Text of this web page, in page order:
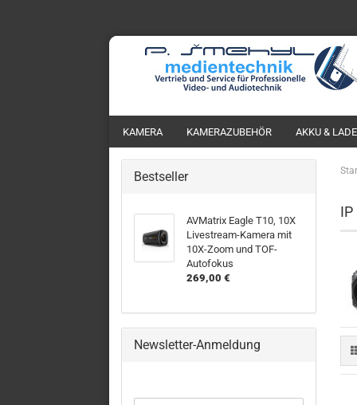
KAMERA KAMERAZUBEHÖR AKKU &
Bestseller
AVMatrix Eagle T10, 10X
Livestream-Kamera mit
10X-Zoom und TOF-
Autofokus
269,00 €
Newsletter-Anmeldung